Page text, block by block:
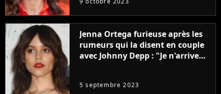
Jenna Ortega furieuse après les
rumeurs qui la disent en couple
avec Johnny Depp : "Je n'arrive
5 septembre 2023